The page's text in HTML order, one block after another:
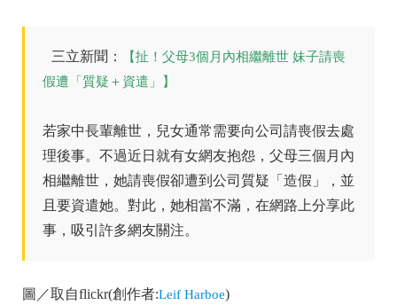
三立新聞：
【扯！父母3個月內相繼離世 妹子請喪
假遭「質疑＋資遣」】
若家中長輩離世，兒女通常需要向公司請喪假去處
理後事。不過近日就有女網友抱怨，父母三個月內
相繼離世，她請喪假卻遭到公司質疑「造假」，並
且要資遣她。對此，她相當不滿，在網路上分享此
事，吸引許多網友關注。
圖／取自flickr(創作者:Leif Harboe)